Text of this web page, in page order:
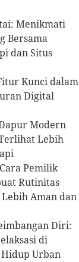
Menikmati
Bersama
dan Situs
Kunci dalam
Digital
Modern
Lebih
Pemilik
Rutinitas
Aman dan
Diri:
di
Hidup Urban